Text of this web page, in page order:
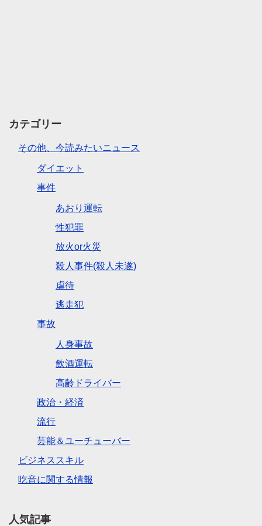
カテゴリー
その他、今読みたいニュース
ダイエット
事件
あおり運転
性犯罪
放火or火災
殺人事件(殺人未遂)
虐待
逃走犯
事故
人身事故
飲酒運転
高齢ドライバー
政治・経済
流行
芸能＆ユーチューバー
ビジネススキル
吃音に関する情報
人気記事